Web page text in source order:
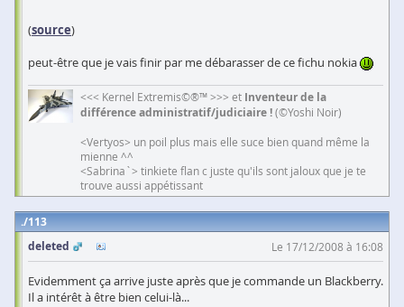
(source)
peut-être que je vais finir par me débarasser de ce fichu nokia
<<< Kernel Extremis©®™ >>> et Inventeur de la
différence administratif/judiciaire !(©Yoshi Noir)
<Vertyos> un poil plus mais elle suce bien quand même la
mienne ^^
<Sabrina`> tinkiete flan c juste qu'ils sont jaloux que je te
trouve aussi appétissant
113
deleted
Le 17/12/2008 à 16:08
Evidemment ça arrive juste après que je commande un Blackberry.
Il a intérêt à être bien celui-là...